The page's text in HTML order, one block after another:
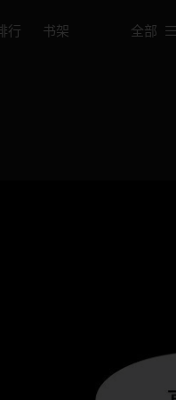
行 书架 全部